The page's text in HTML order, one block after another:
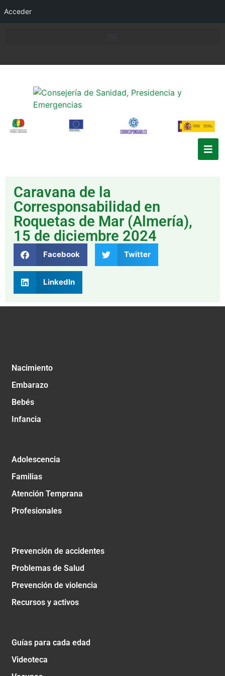
Acceder
Caravana de la
Corresponsabilidad en
Roquetas de Mar (Almería),
15 de diciembre 2024
Facebook Twitter
LinkedIn
Nacimiento
Embarazo
Bebés
Infancia
Adolescencia
Familias
Atención Temprana
Profesionales
Prevención de accidentes
Problemas de Salud
Prevención de violencia
Recursos y activos
Guías para cada edad
Videoteca